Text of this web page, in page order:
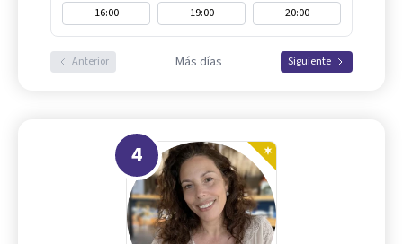
16:00
19:00 20:00
Anterior Más días Siguiente
4